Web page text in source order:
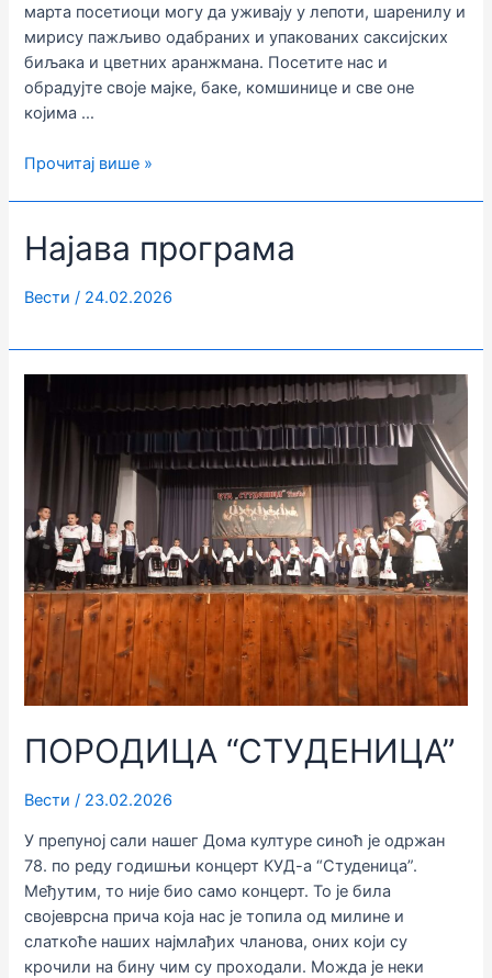
марта посетиоци могу да уживају у лепоти, шаренилу и
мирису пажљиво одабраних и упакованих саксијских
биљака и цветних аранжмана. Посетите нас и
обрадујте своје мајке, баке, комшинице и све оне
којима …
ПРОДАЈНА
–
ДАМАМА
НА
Прочитај више »
Најава програма
Вести / 24.02.2026
ПОРОДИЦА “СТУДЕНИЦА”
Вести / 23.02.2026
У препуној сали нашег Дома културе синоћ је одржан
78. по реду годишњи концерт КУД-а “Студеница”.
Међутим, то није био само концерт. То је била
својеврсна прича која нас је топила од милине и
слаткоће наших најмлађих чланова, оних који су
крочили на бину чим су проходали. Можда је неки